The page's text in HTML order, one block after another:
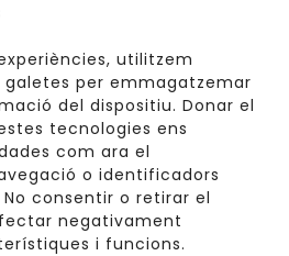
utilitzem
per emmagatzemar
del dispositiu. Donar el
tecnologies ens
com ara el
o identificadors
consentir o retirar el
negativament
i funcions.
08172 Sant Cugat del Vallès
807 | 691967537